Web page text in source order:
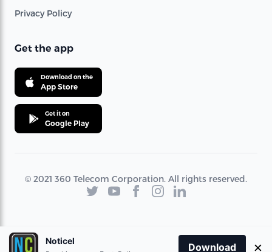
Privacy Policy
Get the app
Download on the
App Store
Get it on
Google Play
© 2021 360 Telecom Corporation. All rights reserved.
Noticel
Download ×